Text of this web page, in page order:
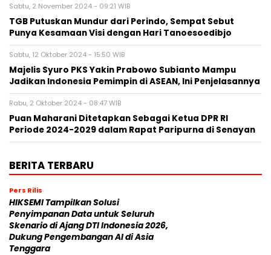
Sabtu, 2 November 2024 - 09:21 WIB
TGB Putuskan Mundur dari Perindo, Sempat Sebut
Punya Kesamaan Visi dengan Hari Tanoesoedibjo
Sabtu, 12 Oktober 2024 - 15:50 WIB
Majelis Syuro PKS Yakin Prabowo Subianto Mampu
Jadikan Indonesia Pemimpin di ASEAN, Ini Penjelasannya
Rabu, 2 Oktober 2024 - 08:47 WIB
Puan Maharani Ditetapkan Sebagai Ketua DPR RI
Periode 2024-2029 dalam Rapat Paripurna di Senayan
BERITA TERBARU
Pers Rilis
HIKSEMI Tampilkan Solusi
Penyimpanan Data untuk Seluruh
Skenario di Ajang DTI Indonesia 2026,
Dukung Pengembangan AI di Asia
Tenggara